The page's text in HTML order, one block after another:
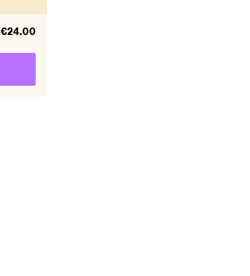
€24.00